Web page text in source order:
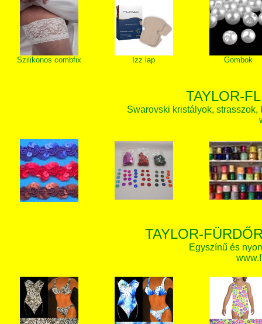
Szilikonos combfix Izz lap Gombok
TAYLOR-
Swarovski kristályok,
TAYLOR-
Egyszínű és